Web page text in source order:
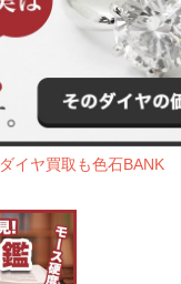
ダイヤ買取も色石BANK